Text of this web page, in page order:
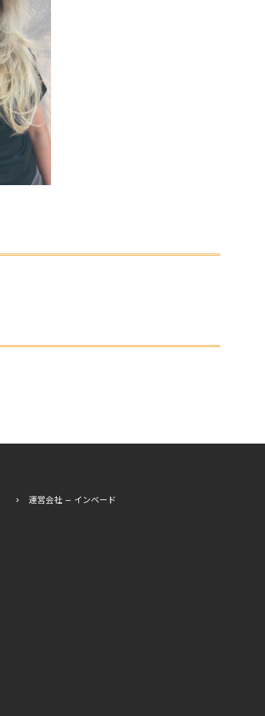
運営会社 – インベード